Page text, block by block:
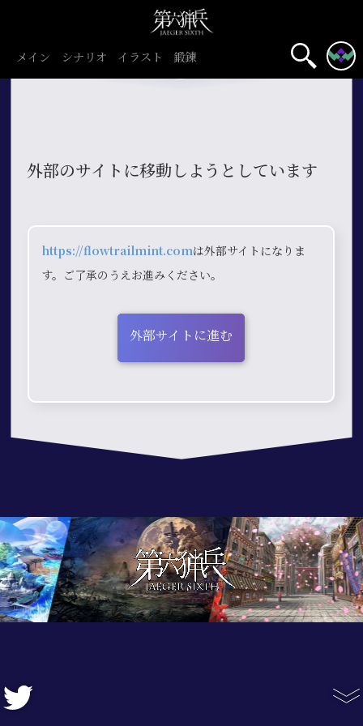
メイン シナリオ イラスト 鍛錬
外部のサイトに移動しようとしています
https://flowtrailmint.comは外部サイトになりま
す。ご了承のうえお進みください。
外部サイトに進む